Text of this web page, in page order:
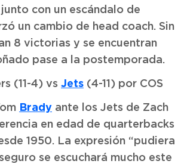
con un escándalo de
un cambio de head coach. Sin
8 victorias y se encuentran
pase a la postemporada.
(11-4) vs Jets (4-11) por COS
Brady ante los Jets de Zach
en edad de quarterbacks
1950. La expresión “pudiera
se escuchará mucho este